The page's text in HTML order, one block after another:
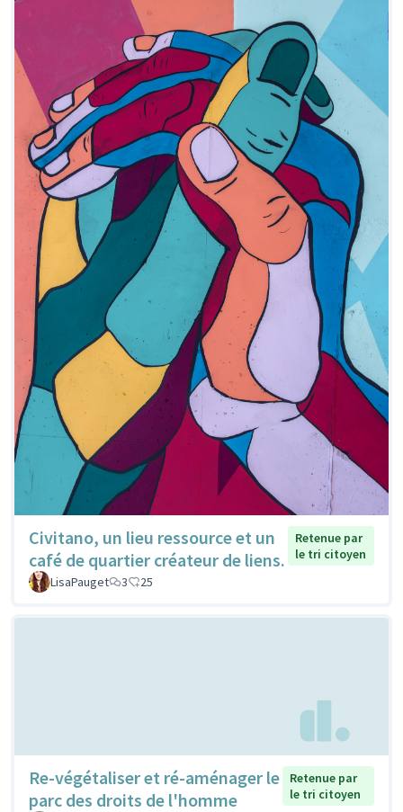
Civitano, un lieu ressource et un
café de quartier créateur de liens.
Retenue par
le tri citoyen
LisaPauget
3 25
Re-végétaliser et ré-aménager le
parc des droits de l'homme
Retenue par
le tri citoyen